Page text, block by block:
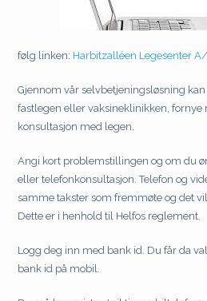
følg linken: Harbitzalléen Legesenter
Gjennom vår selvbetjeningsløsning
fastlegen eller vaksineklinikken, fornye
konsultasjon med legen.
Angi kort problemstillingen og om du
eller telefonkonsultasjon. Telefon og
samme takster som fremmøte og det
Dette er i henhold til Helfos reglement.
Logg deg inn med bank id. Du får da
bank id på mobil.